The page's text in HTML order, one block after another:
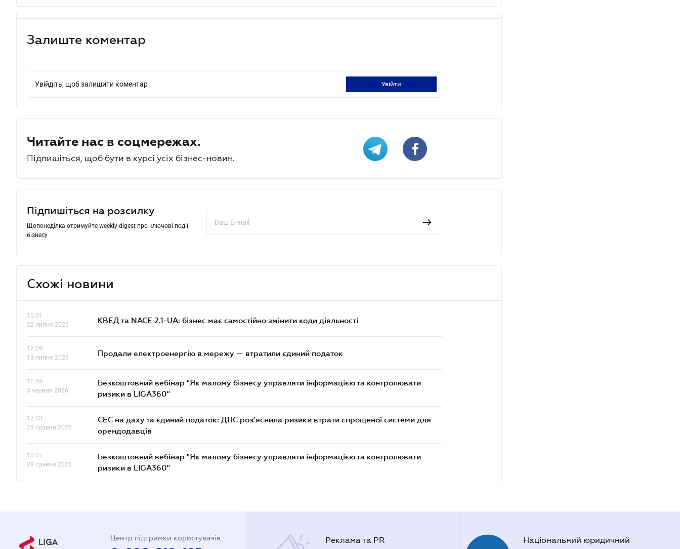
Залиште коментар
Увійдіть, щоб залишити коментар увійти
Читайте нас в соцмережах.
Підпишіться, щоб бути в курсі усіх бізнес-новин.
Підпишіться на розсилку
Щопонеділка отримуйте weekly-digest про ключові події
бізнесу
Схожі новини
10.01
22 липня 2026
КВЕД та NACE 2.1-UA: бізнес має самостійно змінити коди діяльності
17.09
13 липня 2026
Продали електроенергію в мережу — втратили єдиний податок
10.55
3 червня 2026
Безкоштовний вебінар "Як малому бізнесу управляти інформацією та контролювати
ризики в LIGA360"
17.03
29 травня 2026
СЕС на даху та єдиний податок: ДПС роз’яснила ризики втрати спрощеної системи для
орендодавців
10.07
29 травня 2026
Безкоштовний вебінар "Як малому бізнесу управляти інформацією та контролювати
ризики в LIGA360"
Центр підтримки користувачів
Реклама та PR
Національний юридичний